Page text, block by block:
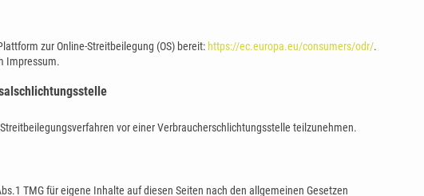
zur Online-Streitbeilegung (OS) bereit: https://ec.europa.eu/consumers/odr/.
Impressum.
vor einer Verbraucherschlichtungsstelle teilzunehmen.
TMG für eigene Inhalte auf diesen Seiten nach den allgemeinen Gesetzen